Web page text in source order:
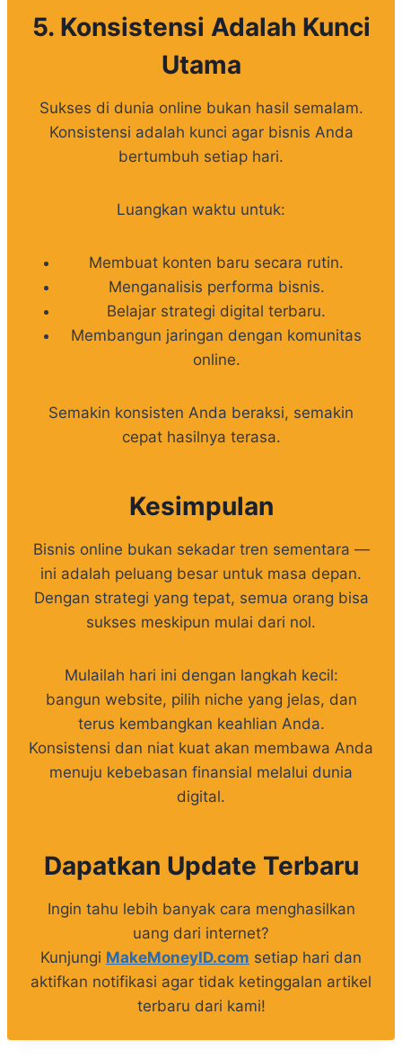
5. Konsistensi Adalah Kunci
Utama
Sukses di dunia online bukan hasil semalam.
Konsistensi adalah kunci agar bisnis Anda
bertumbuh setiap hari.
Luangkan waktu untuk:
Membuat konten baru secara rutin.
Menganalisis performa bisnis.
Belajar strategi digital terbaru.
Membangun jaringan dengan komunitas
online.
Semakin konsisten Anda beraksi, semakin
cepat hasilnya terasa.
Kesimpulan
Bisnis online bukan sekadar tren sementara —
ini adalah peluang besar untuk masa depan.
Dengan strategi yang tepat, semua orang bisa
sukses meskipun mulai dari nol.
Mulailah hari ini dengan langkah kecil:
bangun website, pilih niche yang jelas, dan
terus kembangkan keahlian Anda.
Konsistensi dan niat kuat akan membawa Anda
menuju kebebasan finansial melalui dunia
digital.
Dapatkan Update Terbaru
Ingin tahu lebih banyak cara menghasilkan
uang dari internet?
Kunjungi MakeMoneyID.com setiap hari dan
aktifkan notifikasi agar tidak ketinggalan artikel
terbaru dari kami!